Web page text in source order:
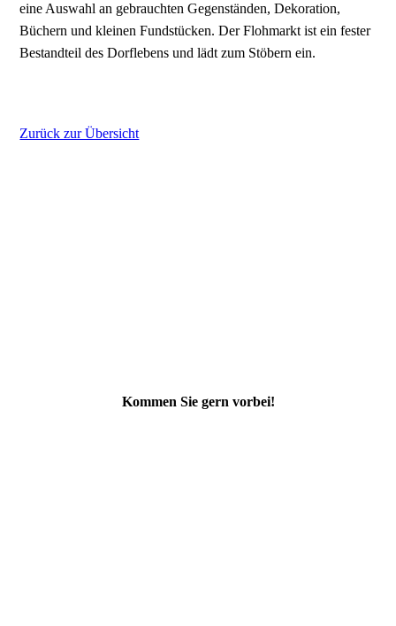
eine Auswahl an gebrauchten Gegenständen, Dekoration,
Büchern und kleinen Fundstücken. Der Flohmarkt ist ein fester
Bestandteil des Dorflebens und lädt zum Stöbern ein.
Zurück zur Übersicht
Kommen Sie gern vorbei!